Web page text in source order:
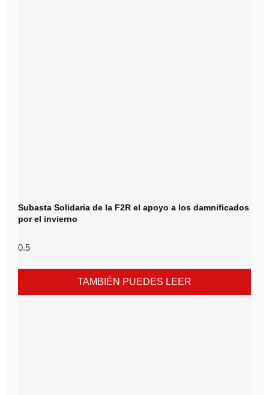
Subasta Solidaria de la F2R el apoyo a los damnificados
por el invierno
TAMBIÉN PUEDES LEER